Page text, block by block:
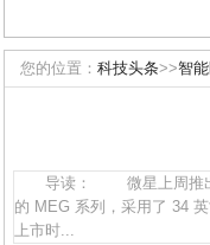
您的位置： 科技头条>>智
导读： 微星上周推出了
的 MEG 系列，采用了 34
上市时...